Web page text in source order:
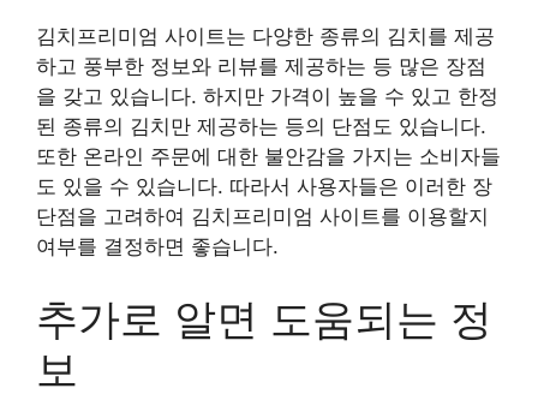
김치프리미엄 사이트는 다양한 종류의 김치를 제공
하고 풍부한 정보와 리뷰를 제공하는 등 많은 장점
을 갖고 있습니다. 하지만 가격이 높을 수 있고 한정
된 종류의 김치만 제공하는 등의 단점도 있습니다.
또한 온라인 주문에 대한 불안감을 가지는 소비자들
도 있을 수 있습니다. 따라서 사용자들은 이러한 장
단점을 고려하여 김치프리미엄 사이트를 이용할지
여부를 결정하면 좋습니다.
추가로 알면 도움되는 정
보